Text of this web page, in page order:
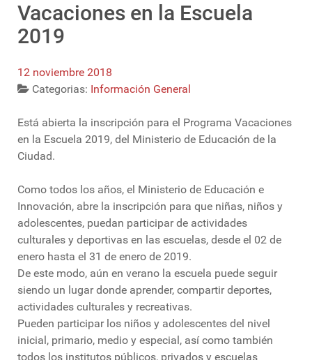
Vacaciones en la Escuela
2019
12 noviembre 2018
Categorias: Información General
Está abierta la inscripción para el Programa Vacaciones
en la Escuela 2019, del Ministerio de Educación de la
Ciudad.
Como todos los años, el Ministerio de Educación e
Innovación, abre la inscripción para que niñas, niños y
adolescentes, puedan participar de actividades
culturales y deportivas en las escuelas, desde el 02 de
enero hasta el 31 de enero de 2019.
De este modo, aún en verano la escuela puede seguir
siendo un lugar donde aprender, compartir deportes,
actividades culturales y recreativas.
Pueden participar los niños y adolescentes del nivel
inicial, primario, medio y especial, así como también
todos los institutos públicos, privados y escuelas